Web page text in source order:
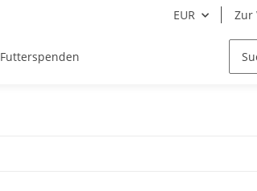
EUR Zur
Futterspenden